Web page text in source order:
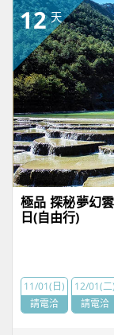
12 天
極品 探秘夢幻
日(自由行)
11/01(日)
請電洽
12/01(二)
請電洽